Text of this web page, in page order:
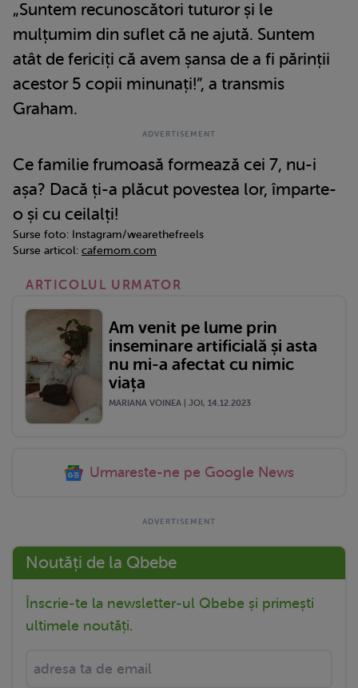
„Suntem recunoscători tuturor și le
mulțumim din suflet că ne ajută. Suntem
atât de fericiți că avem șansa de a fi părinții
acestor 5 copii minunați!”, a transmis
Graham.
Ce familie frumoasă formează cei 7, nu-i
așa? Dacă ți-a plăcut povestea lor, împarte-
o și cu ceilalți!
Surse foto: Instagram/wearethefreels
Surse articol: cafemom.com
ARTICOLUL URMATOR
Am venit pe lume prin
inseminare artificială și asta
nu mi-a afectat cu nimic
viața
MARIANA VOINEA | JOI, 14.12.2023
Urmareste-ne pe Google News
Noutăți de la Qbebe
Înscrie-te la newsletter-ul Qbebe și primești
ultimele noutăți.